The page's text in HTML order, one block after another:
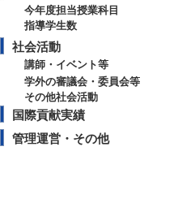
今年度担当授業科目
指導学生数
社会活動
講師・イベント等
学外の審議会・委員会等
その他社会活動
国際貢献実績
管理運営・その他